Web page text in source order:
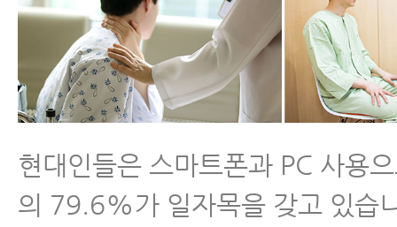
현대인들은 스마트폰과 PC 사용
의 79.6%가 일자목을 갖고 있습